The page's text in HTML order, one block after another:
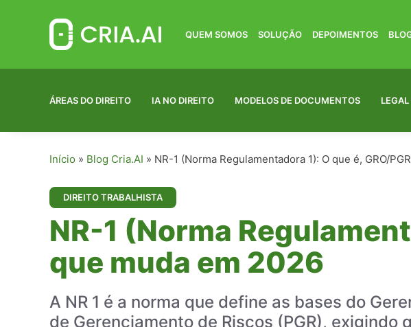
QUEM SOMOS SOLUÇÃO DEPOIMENTOS
ÁREAS DO DIREITO IA NO DIREITO MODELOS DE DOCUMENTOS LEGAL
Início » Blog Cria.AI » NR-1 (Norma Regulamentadora 1): O que é, GRO/
DIREITO TRABALHISTA
NR-1 (Norma
que muda em 2026
A NR 1 é a norma que define as bases do
de Gerenciamento de Riscos (PGR),